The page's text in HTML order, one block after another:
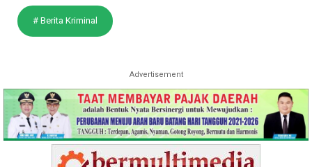
# Berita Kriminal
Advertisement